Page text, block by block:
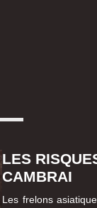
LES
CAMBRAI
Les frelons